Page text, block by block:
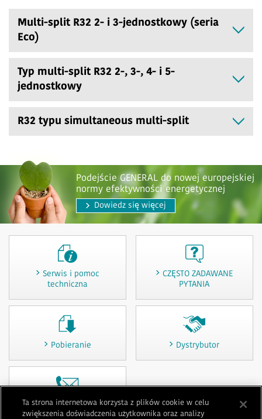
Multi-split R32 2- i 3-jednostkowy (seria
Eco)
Typ multi-split R32 2-, 3-, 4- i 5-
jednostkowy
R32 typu simultaneous multi-split
Podejście GENERAL do nowej europejskiej
normy efektywności energetycznej
Dowiedz się więcej
Serwis i pomoc
techniczna
CZĘSTO ZADAWANE
PYTANIA
Pobieranie Dystrybutor
Skontaktuj się z nami
Ta strona internetowa korzysta z plików cookie w celu
zwiększenia doświadczenia użytkownika oraz analizy